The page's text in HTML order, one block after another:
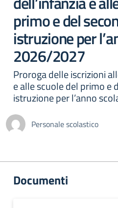
primo e del
istruzione per
2026/2027
Proroga delle iscrizioni
e alle scuole del primo e
istruzione per l’anno
Personale scolastico
Documenti